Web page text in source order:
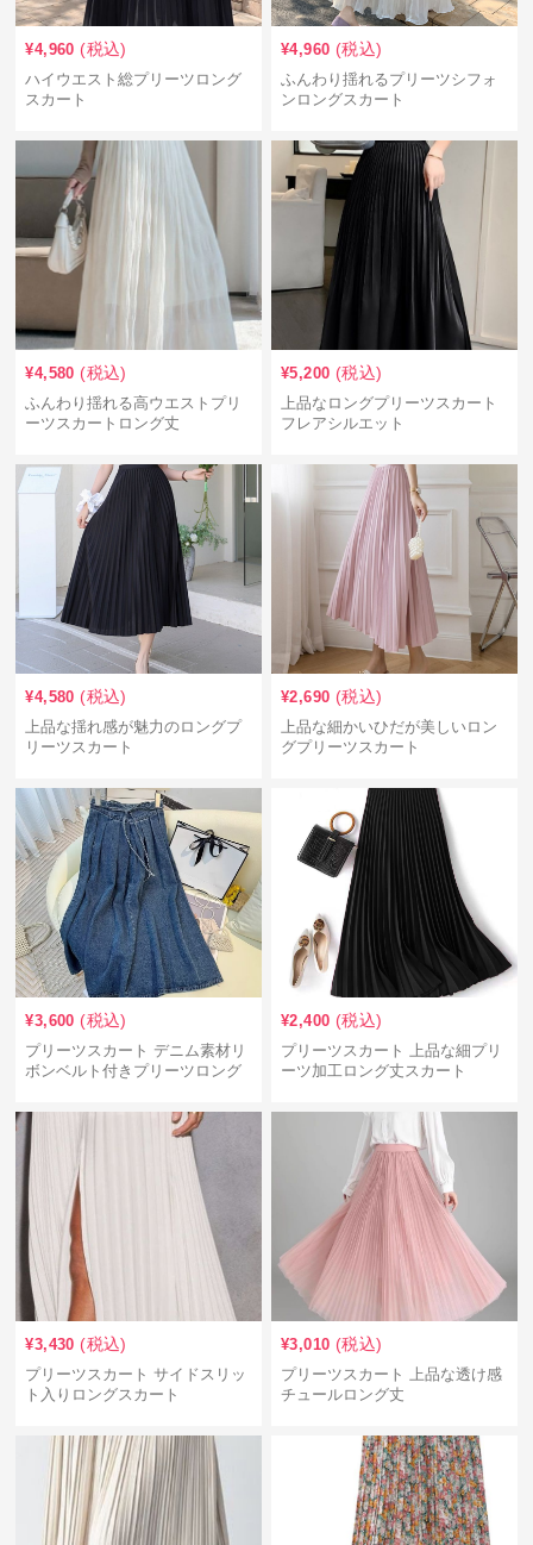
¥4,960 (税込)
ハイウエスト総プリーツロング
スカート
¥4,960 (税込)
ふんわり揺れるプリーツシフォ
ンロングスカート
¥4,580 (税込)
ふんわり揺れる高ウエストプリ
ーツスカートロング丈
¥5,200 (税込)
上品なロングプリーツスカート
フレアシルエット
¥4,580 (税込)
上品な揺れ感が魅力のロングプ
リーツスカート
¥2,690 (税込)
上品な細かいひだが美しいロン
グプリーツスカート
¥3,600 (税込)
プリーツスカート デニム素材リ
ボンベルト付きプリーツロング
¥2,400 (税込)
プリーツスカート 上品な細プリ
ーツ加工ロング丈スカート
¥3,430 (税込)
プリーツスカート サイドスリッ
ト入りロングスカート
¥3,010 (税込)
プリーツスカート 上品な透け感
チュールロング丈